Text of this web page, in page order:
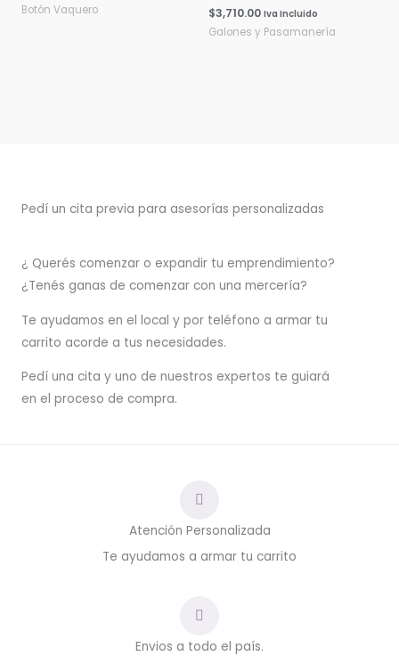
Botón Vaquero $3,710.00 Iva Incluido
Galones y Pasamanería
Pedí un cita previa para asesorías personalizadas
¿ Querés comenzar o expandir tu emprendimiento?
¿Tenés ganas de comenzar con una mercería?
Te ayudamos en el local y por teléfono a armar tu
carrito acorde a tus necesidades.
Pedí una cita y uno de nuestros expertos te guiará
en el proceso de compra.
Atención Personalizada
Te ayudamos a armar tu carrito
Envios a todo el país.